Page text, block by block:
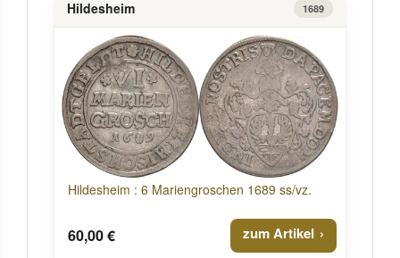
Hildesheim 1689
Hildesheim : 6 Mariengroschen 1689 ss/vz.
60,00 € zum Artikel